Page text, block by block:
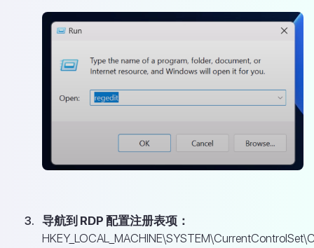
导航到 RDP 配置注册表项：